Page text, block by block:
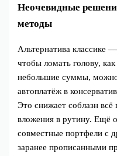
Неочевидные
методы
Альтернатива классике
чтобы ломать голову,
небольшие суммы,
автоплатёж в
Это снижает соблазн
вложения в рутину. Ещё
совместные портфели с
заранее прописанными